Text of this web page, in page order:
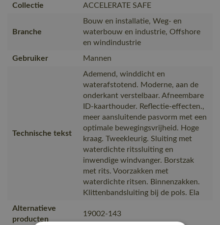
Collectie
ACCELERATE SAFE
Branche
Bouw en installatie, Weg- en
waterbouw en industrie, Offshore
en windindustrie
Gebruiker
Mannen
Technische tekst
Ademend, winddicht en
waterafstotend. Moderne, aan de
onderkant verstelbaar. Afneembare
ID-kaarthouder. Reflectie-effecten.,
meer aansluitende pasvorm met een
optimale bewegingsvrijheid. Hoge
kraag. Tweekleurig. Sluiting met
waterdichte ritssluiting en
inwendige windvanger. Borstzak
met rits. Voorzakken met
waterdichte ritsen. Binnenzakken.
Klittenbandsluiting bij de pols. Ela
Alternatieve
producten
19002-143